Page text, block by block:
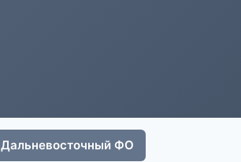
Дальневосточный ФО